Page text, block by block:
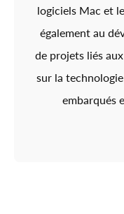
logiciels Mac et
également au
de projets liés
sur la
embarqués